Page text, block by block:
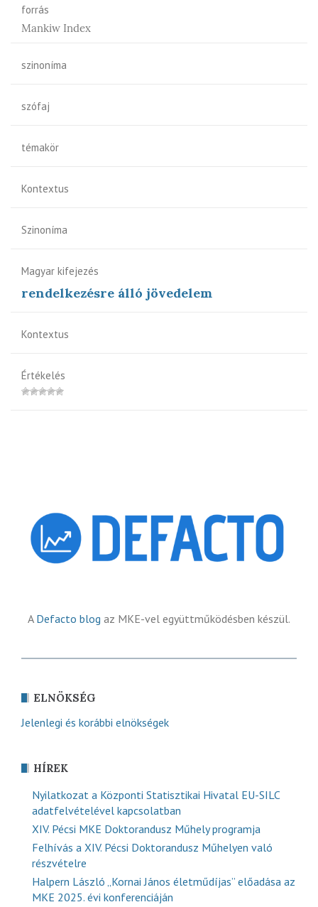
forrás
Mankiw Index
szinoníma
szófaj
témakör
Kontextus
Szinoníma
Magyar kifejezés
rendelkezésre álló jövedelem
Kontextus
Értékelés
A Defacto blog az MKE-vel együttműködésben készül.
ELNÖKSÉG
Jelenlegi és korábbi elnökségek
HÍREK
Nyilatkozat a Központi Statisztikai Hivatal EU-SILC
adatfelvételével kapcsolatban
XIV. Pécsi MKE Doktorandusz Műhely programja
Felhívás a XIV. Pécsi Doktorandusz Műhelyen való
részvételre
Halpern László „Kornai János életműdíjas” előadása az
MKE 2025. évi konferenciáján